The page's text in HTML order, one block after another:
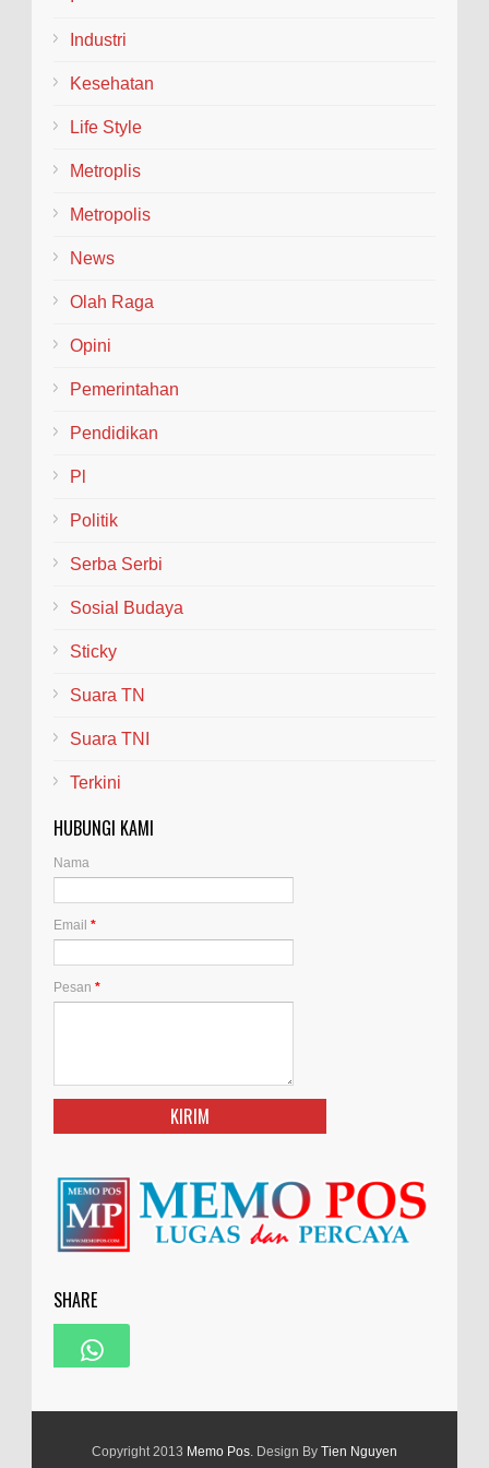
Industri
Kesehatan
Life Style
Metroplis
Metropolis
News
Olah Raga
Opini
Pemerintahan
Pendidikan
Pl
Politik
Serba Serbi
Sosial Budaya
Sticky
Suara TN
Suara TNI
Terkini
HUBUNGI KAMI
Nama
Email *
Pesan *
SHARE
Copyright 2013 Memo Pos. Design By Tien Nguyen